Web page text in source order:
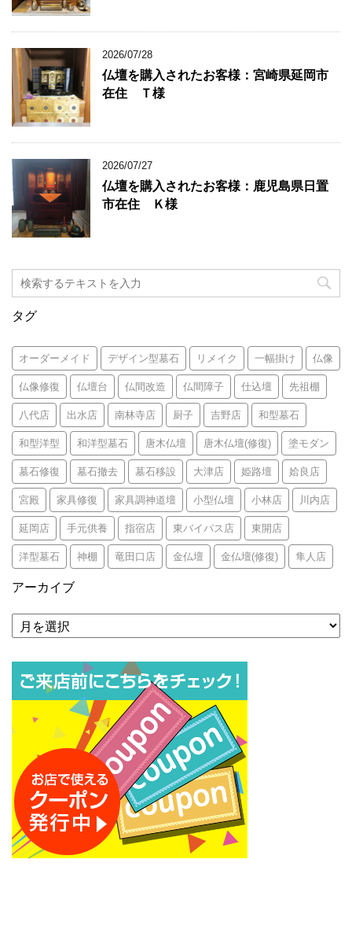
2026/07/28
仏壇を購入されたお客様：宮崎県延岡市
在住 Ｔ様
2026/07/27
仏壇を購入されたお客様：鹿児島県日置
市在住 Ｋ様
タグ
オーダーメイド デザイン型墓石 リメイク 一幅掛け 仏像
仏像修復 仏壇台 仏間改造 仏間障子 仕込壇 先祖棚
八代店 出水店 南林寺店 厨子 吉野店 和型墓石
和型洋型 和洋型墓石 唐木仏壇 唐木仏壇(修復) 塗モダン
墓石修復 墓石撤去 墓石移設 大津店 姫路壇 姶良店
宮殿 家具修復 家具調神道壇 小型仏壇 小林店 川内店
延岡店 手元供養 指宿店 東バイパス店 東開店
洋型墓石 神棚 竜田口店 金仏壇 金仏壇(修復) 隼人店
アーカイブ
ア
ー
ブ